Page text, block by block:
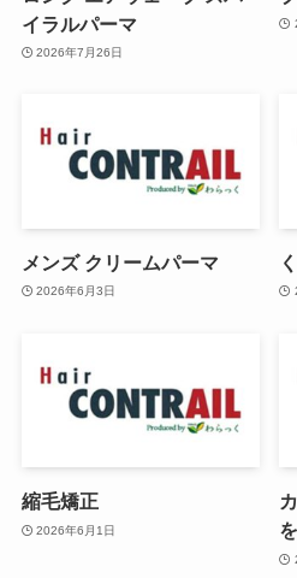
イラルパーマ
2026年7月26日
メンズ クリームパーマ
2026年6月3日
縮毛矯正
2026年6月1日